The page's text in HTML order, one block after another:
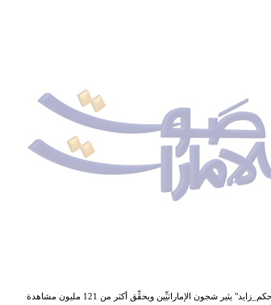
يثير شجون الإماراتيِّين ويحقِّق أكثر من 121 مليون مشاهدة